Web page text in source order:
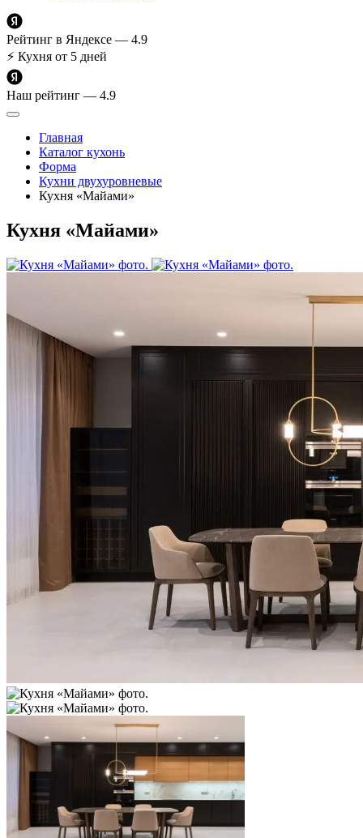
Рейтинг в Яндексе — 4.9
⚡ Кухня от 5 дней
Наш рейтинг — 4.9
Главная
Каталог кухонь
Форма
Кухни двухуровневые
Кухня «Майами»
Кухня «Майами»